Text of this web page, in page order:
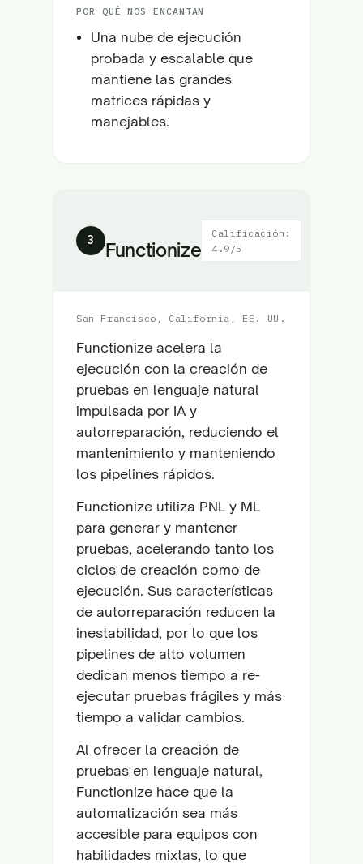
POR QUÉ NOS ENCANTAN
Una nube de ejecución
probada y escalable que
mantiene las grandes
matrices rápidas y
manejables.
3 Functionize
Calificación:
4.9/5
San Francisco, California, EE. UU.
Functionize acelera la
ejecución con la creación de
pruebas en lenguaje natural
impulsada por IA y
autorreparación, reduciendo el
mantenimiento y manteniendo
los pipelines rápidos.
Functionize utiliza PNL y ML
para generar y mantener
pruebas, acelerando tanto los
ciclos de creación como de
ejecución. Sus características
de autorreparación reducen la
inestabilidad, por lo que los
pipelines de alto volumen
dedican menos tiempo a re-
ejecutar pruebas frágiles y más
tiempo a validar cambios.
Al ofrecer la creación de
pruebas en lenguaje natural,
Functionize hace que la
automatización sea más
accesible para equipos con
habilidades mixtas, lo que